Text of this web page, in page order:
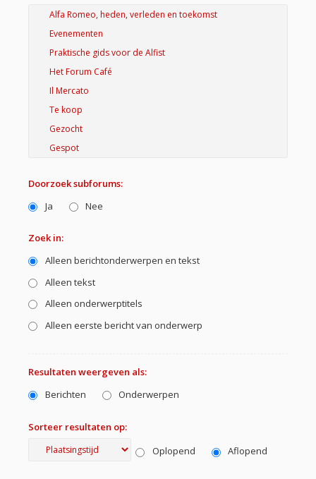
Doorzoek subforums:
Ja
Nee
Zoek in:
Alleen berichtonderwerpen en tekst
Alleen tekst
Alleen onderwerptitels
Alleen eerste bericht van onderwerp
Resultaten weergeven als:
Berichten
Onderwerpen
Sorteer resultaten op:
Oplopend
Aflopend